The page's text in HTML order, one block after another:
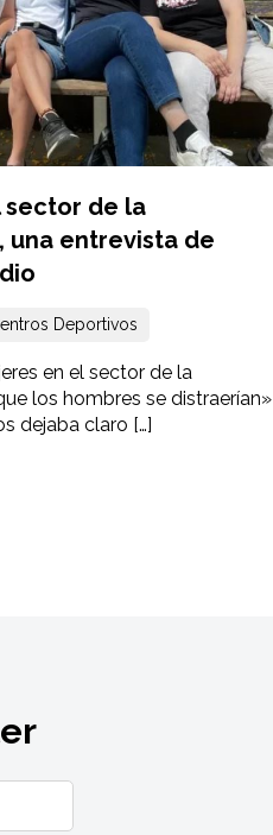
sector de la
una entrevista de
Deportivos
en el sector de la
los hombres se distraerían»
dejaba claro […]